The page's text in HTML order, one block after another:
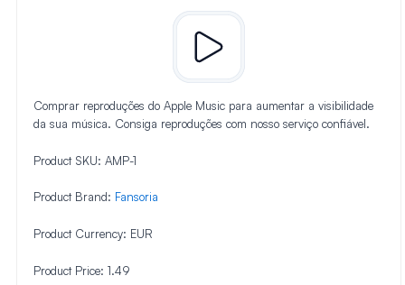
Comprar reproduções do Apple Music para aumentar a visibilidade
da sua música. Consiga reproduções com nosso serviço confiável.
Product SKU: AMP-1
Product Brand: Fansoria
Product Currency: EUR
Product Price: 1.49